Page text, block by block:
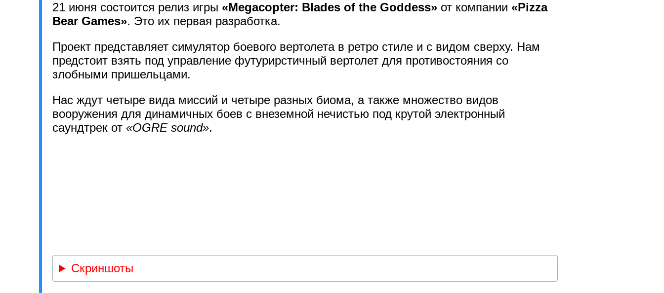
21 июня состоится релиз игры «Megacopter: Blades of the Goddess» от компании «Pizza
Bear Games». Это их первая разработка.
Проект представляет симулятор боевого вертолета в ретро стиле и с видом сверху. Нам
предстоит взять под управление футурирстичный вертолет для противостояния со
злобными пришельцами.
Нас ждут четыре вида миссий и четыре разных биома, а также множество видов
вооружения для динамичных боев с внеземной нечистью под крутой электронный
саундтрек от «OGRE sound».
Скриншоты